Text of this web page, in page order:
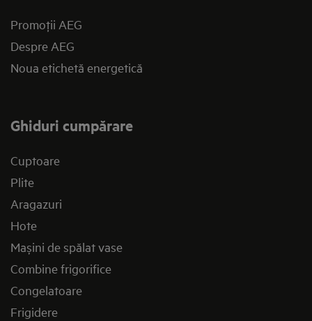
Promoţii AEG
Despre AEG
Noua etichetă energetică
Ghiduri cumpărare
Cuptoare
Plite
Aragazuri
Hote
Mașini de spălat vase
Combine frigorifice
Congelatoare
Frigidere